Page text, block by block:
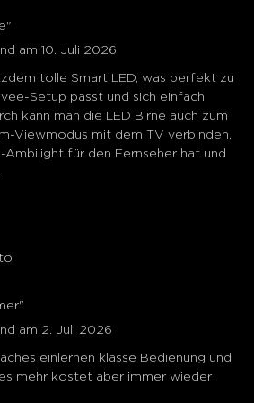
am 10. Juli 2026
tolle Smart LED, was perfekt zu
Setup passt und sich einfach
kann man die LED Birne auch zum
Viewmodus mit dem TV verbinden,
Ambilight für den Fernseher hat und
am 2. Juli 2026
einlernen klasse Bedienung und
mehr kostet aber immer wieder